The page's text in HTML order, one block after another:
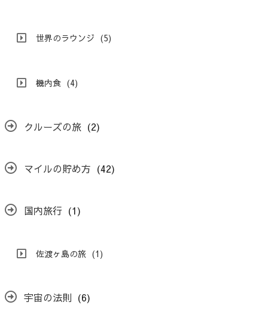
世界のラウンジ (5)
機内食 (4)
クルーズの旅 (2)
マイルの貯め方 (42)
国内旅行 (1)
佐渡ヶ島の旅 (1)
宇宙の法則 (6)